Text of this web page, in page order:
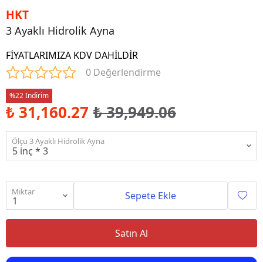
HKT
3 Ayaklı Hidrolik Ayna
FİYATLARIMIZA KDV DAHİLDİR
0 Değerlendirme
%22 İndirim
₺ 31,160.27 ₺ 39,949.06
Ölçü 3 Ayaklı Hidrolik Ayna
Miktar Sepete Ekle
Satın Al